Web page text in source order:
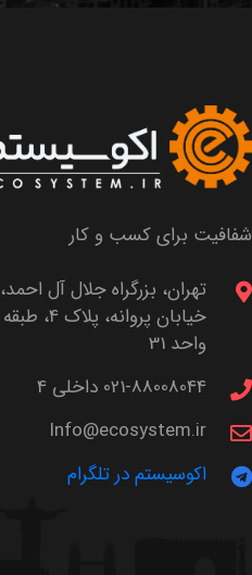
شفافیت برای کسب و کار
تهران، بزرگراه جلال آل احمد،
واحد 31
021-88008044 داخلی 4
Info@ecosystem.ir
اکوسیستم در تلگرام